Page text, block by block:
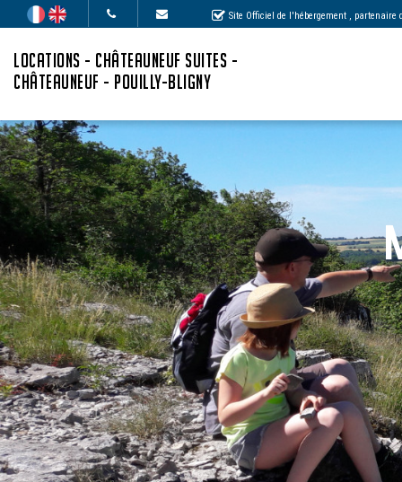
Site Officiel de l'hébergement , partenaire
LOCATIONS - CHÂTEAUNEUF SUITES -
CHÂTEAUNEUF - POUILLY-BLIGNY